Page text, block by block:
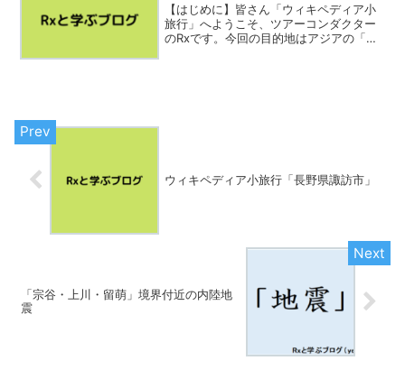
【はじめに】皆さん「ウィキペディア小
旅行」へようこそ、ツアーコンダクター
のRxです。今回の目的地はアジアの「ラ
ウィキペディア小旅行「長野県諏訪市」
「宗谷・上川・留萌」境界付近の内陸地
震